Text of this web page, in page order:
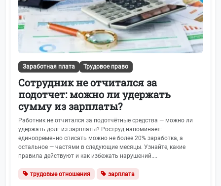
Заработная плата Трудовое право
Сотрудник не отчитался за
подотчет: можно ли удержать
сумму из зарплаты?
Работник не отчитался за подотчётные средства — можно ли
удержать долг из зарплаты? Роструд напоминает:
единовременно списать можно не более 20% заработка, а
остальное — частями в следующие месяцы. Узнайте, какие
правила действуют и как избежать нарушений....
трудовые отношения зарплата